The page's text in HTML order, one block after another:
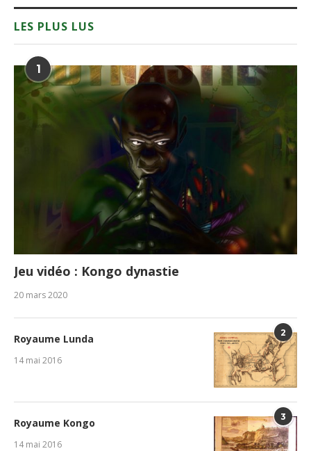
LES PLUS LUS
1
Jeu vidéo : Kongo dynastie
20 mars 2020
2
Royaume Lunda
14 mai 2016
3
Royaume Kongo
14 mai 2016